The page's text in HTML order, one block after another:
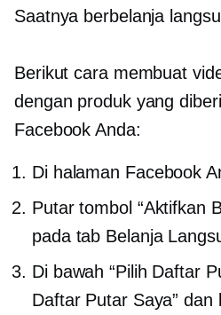
Saatnya berbelanja
Berikut cara membuat
dengan produk yang
Facebook Anda:
Di halaman Facebook
Putar tombol “Aktifkan
pada tab Belanja
Di bawah “Pilih Daftar
Daftar Putar Saya” dan